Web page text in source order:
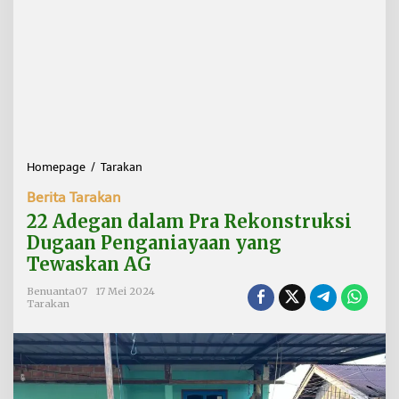
Homepage / Tarakan
d
e
g
a
d
a
m
Berita Tarakan
22 Adegan dalam Pra Rekonstruksi
Dugaan Penganiayaan yang
Tewaskan AG
Benuanta07
17 Mei 2024
Tarakan